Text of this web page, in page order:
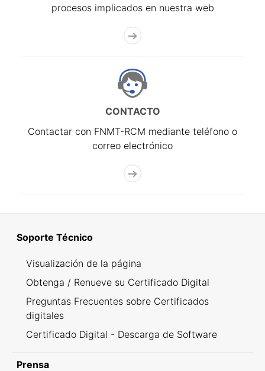
procesos implicados en nuestra web
CONTACTO
Contactar con FNMT-RCM mediante teléfono o
correo electrónico
Soporte Técnico
Visualización de la página
Obtenga / Renueve su Certificado Digital
Preguntas Frecuentes sobre Certificados
digitales
Certificado Digital - Descarga de Software
Prensa